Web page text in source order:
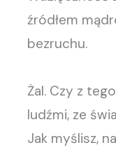
źródłem
bezruchu.
Żal. Czy z
ludźmi, ze
Jak myślisz,